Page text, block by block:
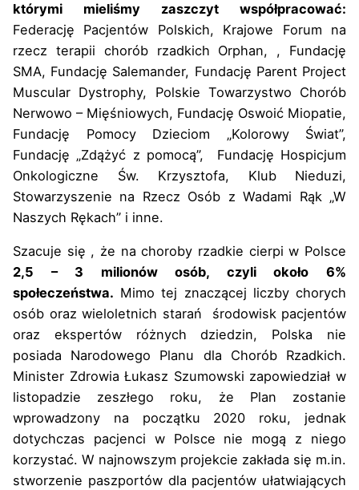
którymi mieliśmy zaszczyt współpracować:
Federację Pacjentów Polskich, Krajowe Forum na
rzecz terapii chorób rzadkich Orphan, , Fundację
SMA, Fundację Salemander, Fundację Parent Project
Muscular Dystrophy, Polskie Towarzystwo Chorób
Nerwowo – Mięśniowych, Fundację Oswoić Miopatie,
Fundację Pomocy Dzieciom „Kolorowy Świat”,
Fundację „Zdążyć z pomocą”, Fundację Hospicjum
Onkologiczne Św. Krzysztofa, Klub Nieduzi,
Stowarzyszenie na Rzecz Osób z Wadami Rąk „W
Naszych Rękach” i inne.
Szacuje się , że na choroby rzadkie cierpi w Polsce
2,5 – 3 milionów osób, czyli około 6%
społeczeństwa. Mimo tej znaczącej liczby chorych
osób oraz wieloletnich starań środowisk pacjentów
oraz ekspertów różnych dziedzin, Polska nie
posiada Narodowego Planu dla Chorób Rzadkich.
Minister Zdrowia Łukasz Szumowski zapowiedział w
listopadzie zeszłego roku, że Plan zostanie
wprowadzony na początku 2020 roku, jednak
dotychczas pacjenci w Polsce nie mogą z niego
korzystać. W najnowszym projekcie zakłada się m.in.
stworzenie paszportów dla pacjentów ułatwiających